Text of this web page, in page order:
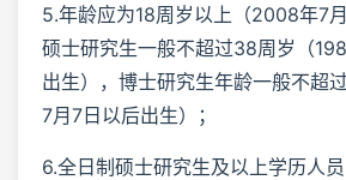
5.年龄应为18周岁以上（2008年7
硕士研究生一般不超过38周岁（
出生），博士研究生年龄一般不超
7月7日以后出生）；
6.全日制硕士研究生及以上学历人